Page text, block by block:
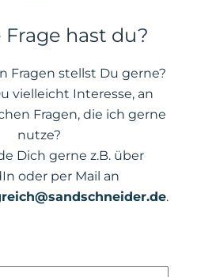
hast du?
Fragen stellst Du gerne?
vielleicht Interesse, an
Fragen, die ich gerne
nutze?
Dich gerne z.B. über
oder per Mail an
.